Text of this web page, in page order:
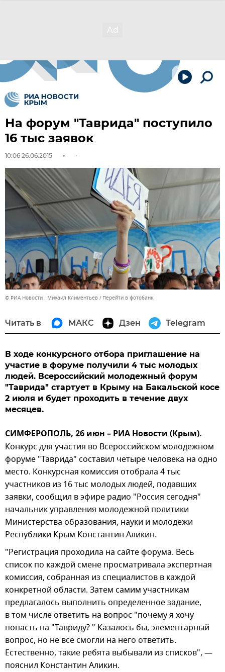
На форум "Таврида" поступило
16 тыс заявок
10:06 26.06.2015
© РИА Новости . Михаил Климентьев Перейти в фотобанк
Читать в МАКС Дзен Telegram
В ходе конкурсного отбора приглашение на
участие в форуме получили 4 тыс молодых
людей. Всероссийский молодежный форум
"Таврида" стартует в Крыму на Бакальской косе
2 июля и будет проходить в течение двух
месяцев.
СИМФЕРОПОЛЬ, 26 июн – РИА Новости (Крым).
Конкурс для участия во Всероссийском молодежном
форуме "Таврида" составил четыре человека на одно
место. Конкурсная комиссия отобрала 4 тыс
участников из 16 тыс молодых людей, подавших
заявки, сообщил в эфире радио "Россия сегодня"
начальник управления молодежной политики
Министерства образования, науки и молодежи
Республики Крым Константин Аликин.
"Регистрация проходила на сайте форума. Весь
список по каждой смене просматривала экспертная
комиссия, собранная из специалистов в каждой
конкретной области. Затем самим участникам
предлагалось выполнить определенное задание,
в том числе ответить на вопрос "почему я хочу
попасть на "Тавриду? " Казалось бы, элементарный
вопрос, но не все смогли на него ответить.
Естественно, такие ребята выбывали из списков", —
пояснил Константин Аликин.